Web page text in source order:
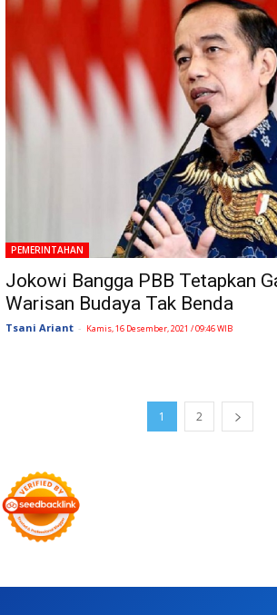
PEMERINTAHAN
Jokowi Bangga PBB Tetapkan
Warisan Budaya Tak Benda
Tsani Ariant - Kamis, 16 Desember, 2021 / 09:46 WIB
1 2